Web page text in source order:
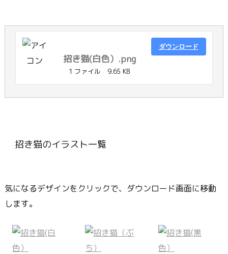
招き猫(白色）.png
1 ファイル 9.65 KB
ダウンロード
招き猫のイラスト一覧
気になるデザインをクリックで、ダウンロード画面に移動
します。